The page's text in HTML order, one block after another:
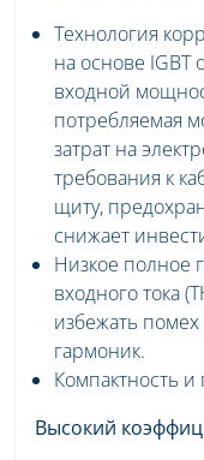
Технология
на основе IGBT
входной
потребляемая
затрат на
требования к
щиту,
снижает
Низкое полное
входного тока
избежать
гармоник.
Компактность и
Высокий